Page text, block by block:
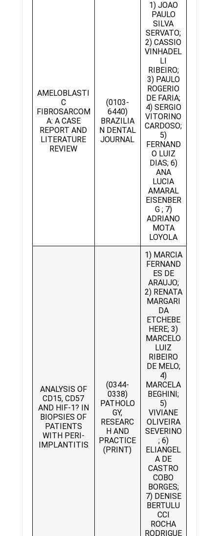
AMELOBLASTI
C
FIBROSARCOM
A: A CASE
REPORT AND
LITERATURE
REVIEW
(0103-
6440)
BRAZILIA
N DENTAL
JOURNAL
1) JOAO
PAULO
SILVA
SERVATO;
2) CASSIO
VINHADEL
LI
RIBEIRO;
3) PAULO
ROGERIO
DE FARIA;
4) SERGIO
VITORINO
CARDOSO;
5)
FERNAND
O LUIZ
DIAS; 6)
ANA
LUCIA
AMARAL
EISENBER
G ; 7)
ADRIANO
MOTA
LOYOLA
ANALYSIS OF
CD15, CD57
AND HIF-1? IN
BIOPSIES OF
PATIENTS
WITH PERI-
IMPLANTITIS
(0344-
0338)
PATHOLO
GY,
RESEARC
H AND
PRACTICE
(PRINT)
1) MARCIA
FERNAND
ES DE
ARAUJO;
2) RENATA
MARGARI
DA
ETCHEBE
HERE; 3)
MARCELO
LUIZ
RIBEIRO
DE MELO;
4)
MARCELA
BEGHINI;
5)
VIVIANE
OLIVEIRA
SEVERINO
; 6)
ELIANGEL
A DE
CASTRO
COBO
BORGES;
7) DENISE
BERTULU
CCI
ROCHA
RODRIGUE